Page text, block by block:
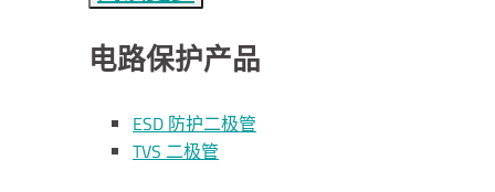
电路保护产品
ESD 防护二极管
TVS 二极管